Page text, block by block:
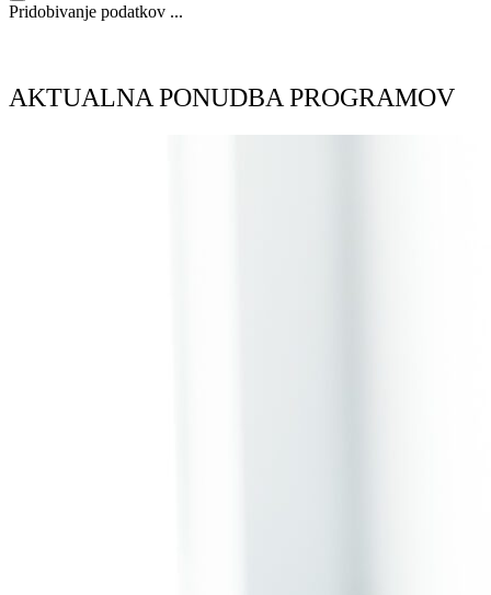
Pridobivanje podatkov ...
AKTUALNA PONUDBA PROGRAMOV